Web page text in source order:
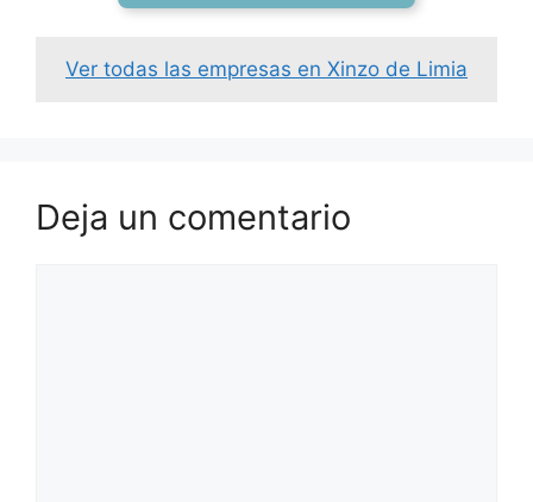
Ver todas las empresas en Xinzo de Limia
Deja un comentario